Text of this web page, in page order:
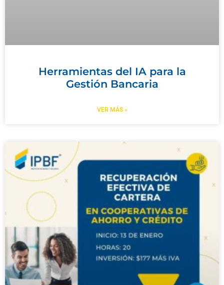
Herramientas del IA para la
Gestión Bancaria
VER MÁS »